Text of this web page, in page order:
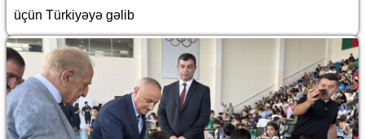
üçün Türkiyəyə gəlib